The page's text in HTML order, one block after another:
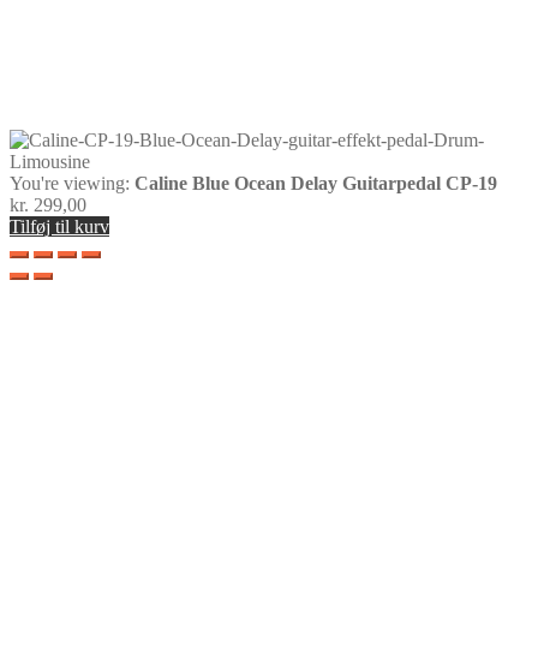
You're viewing: Caline Blue Ocean Delay Guitarpedal CP-19
kr. 299,00
Tilføj til kurv